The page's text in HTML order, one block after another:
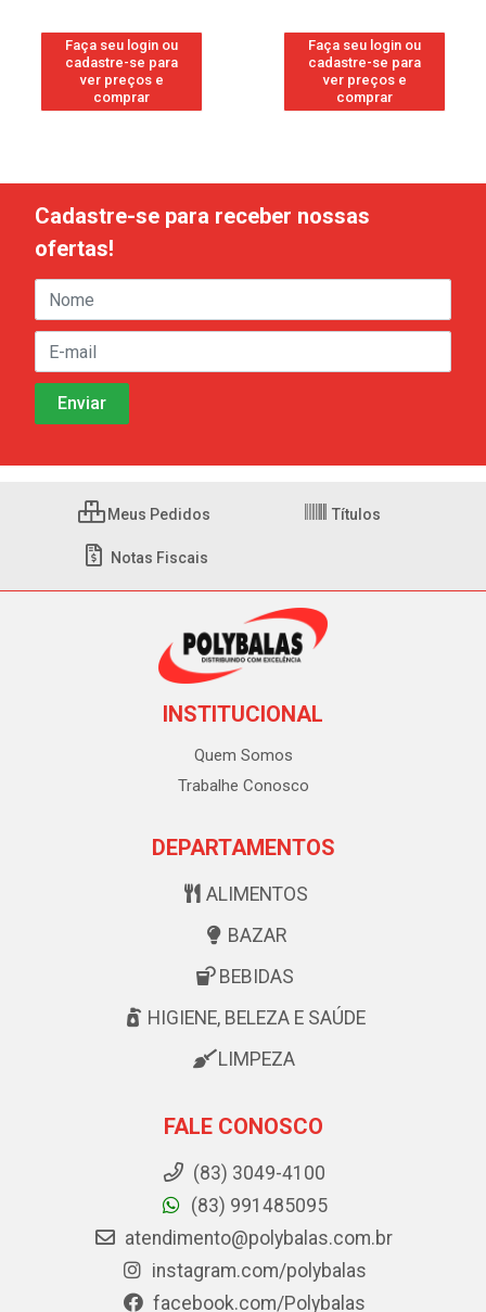
Faça seu login ou
cadastre-se para
ver preços e
comprar
Faça seu login ou
cadastre-se para
ver preços e
comprar
Cadastre-se para receber nossas
ofertas!
Meus Pedidos Títulos
Notas Fiscais
INSTITUCIONAL
Quem Somos
Trabalhe Conosco
DEPARTAMENTOS
ALIMENTOS
BAZAR
BEBIDAS
HIGIENE, BELEZA E SAÚDE
LIMPEZA
FALE CONOSCO
(83) 3049-4100
(83) 991485095
atendimento@polybalas.com.br
instagram.com/polybalas
facebook.com/Polybalas